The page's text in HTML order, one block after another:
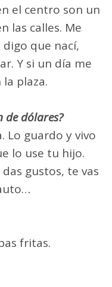
el centro son un
las calles. Me
que nací,
Y si un día me
plaza.
de dólares?
Lo guardo y vivo
lo use tu hijo.
gustos, te vas
fritas.